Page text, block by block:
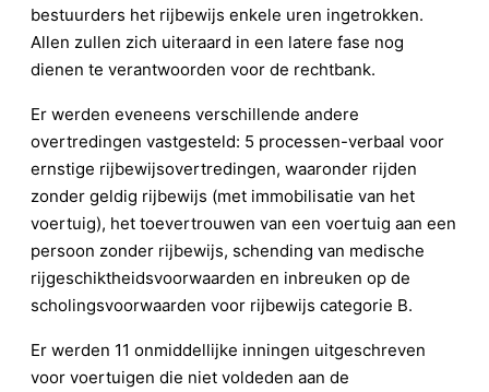
bestuurders het rijbewijs enkele uren ingetrokken.
Allen zullen zich uiteraard in een latere fase nog
dienen te verantwoorden voor de rechtbank.
Er werden eveneens verschillende andere
overtredingen vastgesteld: 5 processen-verbaal voor
ernstige rijbewijsovertredingen, waaronder rijden
zonder geldig rijbewijs (met immobilisatie van het
voertuig), het toevertrouwen van een voertuig aan een
persoon zonder rijbewijs, schending van medische
rijgeschiktheidsvoorwaarden en inbreuken op de
scholingsvoorwaarden voor rijbewijs categorie B.
Er werden 11 onmiddellijke inningen uitgeschreven
voor voertuigen die niet voldeden aan de